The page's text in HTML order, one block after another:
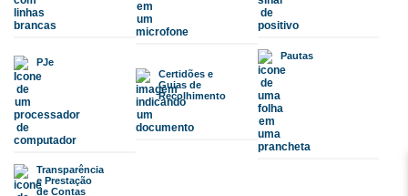
PJe
Certidões e
Guias de
Recolhimento
Pautas
Transparência
e Prestação
de Contas